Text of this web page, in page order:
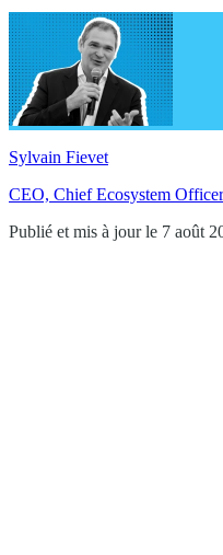
Sylvain Fievet
CEO, Chief Ecosystem
Publié et mis à jour le 7 août